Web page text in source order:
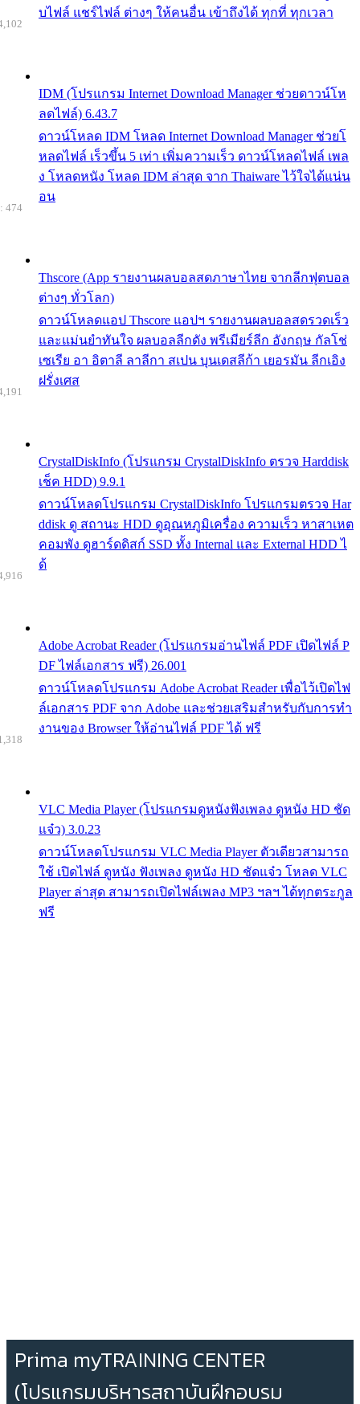
บไฟล์ แชร์ไฟล์ ต่างๆ ให้คนอื่น เข้าถึงได้ ทุกที่ ทุกเวลา
IDM (โปรแกรม Internet Download Manager ช่วยดาวน์โห
ลดไฟล์) 6.43.7
ดาวน์โหลด IDM โหลด Internet Download Manager ช่วยโ
หลดไฟล์ เร็วขึ้น 5 เท่า เพิ่มความเร็ว ดาวน์โหลดไฟล์ เพล
ง โหลดหนัง โหลด IDM ล่าสุด จาก Thaiware ไว้ใจได้แน่น
อน
Thscore (App รายงานผลบอลสดภาษาไทย จากลีกฟุตบอล
ต่างๆ ทั่วโลก)
ดาวน์โหลดแอป Thscore แอปฯ รายงานผลบอลสดรวดเร็ว
และแม่นยำทันใจ ผลบอลลีกดัง พรีเมียร์ลีก อังกฤษ กัลโช่
เซเรีย อา อิตาลี ลาลีกา สเปน บุนเดสลีก้า เยอรมัน ลีกเอิง
ฝรั่งเศส
474
CrystalDiskInfo (โปรแกรม CrystalDiskInfo ตรวจ Harddisk
เช็ค HDD) 9.9.1
ดาวน์โหลดโปรแกรม CrystalDiskInfo โปรแกรมตรวจ Har
ddisk ดู สถานะ HDD ดูอุณหภูมิเครื่อง ความเร็ว หาสาเหต
คอมพัง ดูฮาร์ดดิสก์ SSD ทั้ง Internal และ External HDD ไ
ด้
Adobe Acrobat Reader (โปรแกรมอ่านไฟล์ PDF เปิดไฟล์ P
DF ไฟล์เอกสาร ฟรี) 26.001
ดาวน์โหลดโปรแกรม Adobe Acrobat Reader เพื่อไว้เปิดไฟ
ล์เอกสาร PDF จาก Adobe และช่วยเสริมสำหรับกับการทำ
งานของ Browser ให้อ่านไฟล์ PDF ได้ ฟรี
VLC Media Player (โปรแกรมดูหนังฟังเพลง ดูหนัง HD ชัด
แจ๋ว) 3.0.23
ดาวน์โหลดโปรแกรม VLC Media Player ตัวเดียวสามารถ
ใช้ เปิดไฟล์ ดูหนัง ฟังเพลง ดูหนัง HD ชัดแจ๋ว โหลด VLC
Player ล่าสุด สามารถเปิดไฟล์เพลง MP3 ฯลฯ ได้ทุกตระกูล
ฟรี
Prima myTRAINING CENTER
(โปรแกรมบริหารสถาบันฝึกอบรม